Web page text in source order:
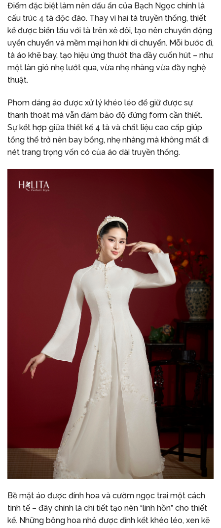
Điểm đặc biệt làm nên dấu ấn của Bạch Ngọc chính là
cấu trúc 4 tà độc đáo. Thay vì hai tà truyền thống, thiết
kế được biến tấu với tà trên xẻ đôi, tạo nên chuyển động
uyển chuyển và mềm mại hơn khi di chuyển. Mỗi bước đi,
tà áo khẽ bay, tạo hiệu ứng thướt tha đầy cuốn hút – như
một làn gió nhẹ lướt qua, vừa nhẹ nhàng vừa đầy nghệ
thuật.
Phom dáng áo được xử lý khéo léo để giữ được sự
thanh thoát mà vẫn đảm bảo độ đứng form cần thiết.
Sự kết hợp giữa thiết kế 4 tà và chất liệu cao cấp giúp
tổng thể trở nên bay bổng, nhẹ nhàng mà không mất đi
nét trang trọng vốn có của áo dài truyền thống.
Bề mặt áo được đính hoa và cườm ngọc trai một cách
tinh tế – đây chính là chi tiết tạo nên “linh hồn” cho thiết
kế. Những bông hoa nhỏ được đính kết khéo léo, xen kẽ